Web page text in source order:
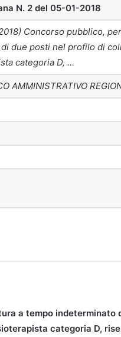
N. 2 del 05-01-2018
Concorso pubblico,
due posti nel profilo di
categoria D, …
AMMINISTRATIVO
a tempo indeterminato
categoria D,